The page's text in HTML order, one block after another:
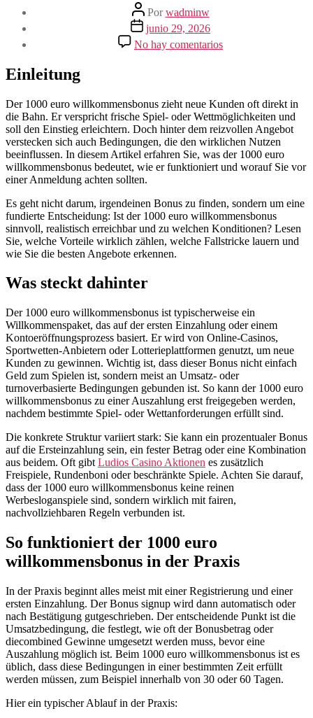
Autor
de
la
entrada
Porwadminw
Fecha
de
la
junio 29, 2026
No hay comentarios
Der
im
Überblick
Nutzen
und
Risiken
Einleitung
Der 1000 euro willkommensbonus zieht neue Kunden oft direkt in
die Bahn. Er verspricht frische Spiel- oder Wettmöglichkeiten und
soll den Einstieg erleichtern. Doch hinter dem reizvollen Angebot
verstecken sich auch Bedingungen, die den wirklichen Nutzen
beeinflussen. In diesem Artikel erfahren Sie, was der 1000 euro
willkommensbonus bedeutet, wie er funktioniert und worauf Sie vor
einer Anmeldung achten sollten.
Es geht nicht darum, irgendeinen Bonus zu finden, sondern um eine
fundierte Entscheidung: Ist der 1000 euro willkommensbonus
sinnvoll, realistisch erreichbar und zu welchen Konditionen? Lesen
Sie, welche Vorteile wirklich zählen, welche Fallstricke lauern und
wie Sie die besten Angebote erkennen.
Was steckt dahinter
Der 1000 euro willkommensbonus ist typischerweise ein
Willkommenspaket, das auf der ersten Einzahlung oder einem
Kontoeröffnungsprozess basiert. Er wird von Online-Casinos,
Sportwetten-Anbietern oder Lotterieplattformen genutzt, um neue
Kunden zu gewinnen. Wichtig ist, dass dieser Bonus nicht einfach
Geld zum Spielen ist, sondern meist an Umsatz- oder
turnoverbasierte Bedingungen gebunden ist. So kann der 1000 euro
willkommensbonus zu einer Auszahlung erst freigegeben werden,
nachdem bestimmte Spiel- oder Wettanforderungen erfüllt sind.
Die konkrete Struktur variiert stark: Sie kann ein prozentualer Bonus
auf die Ersteinzahlung sein, ein fester Betrag oder eine Kombination
aus beidem. Oft gibt Ludios Casino Aktionen es zusätzlich
Freispiele, Rundenboni oder beschränkte Spiele. Achten Sie darauf,
dass der 1000 euro willkommensbonus keine reinen
Werbesloganspiele sind, sondern wirklich mit fairen,
nachvollziehbaren Regeln verbunden ist.
So funktioniert der 1000 euro
willkommensbonus in der Praxis
In der Praxis beginnt alles meist mit einer Registrierung und einer
ersten Einzahlung. Der Bonus signup wird dann automatisch oder
nach Bestätigung gutgeschrieben. Der entscheidende Punkt ist die
Umsatzbedingung, die festlegt, wie oft der Bonusbetrag oder
diecombined Gewinne umgesetzt werden muss, bevor eine
Auszahlung möglich ist. Beim 1000 euro willkommensbonus ist es
üblich, dass diese Bedingungen in einer bestimmten Zeit erfüllt
werden müssen, zum Beispiel innerhalb von 30 oder 60 Tagen.
Hier ein typischer Ablauf in der Praxis: